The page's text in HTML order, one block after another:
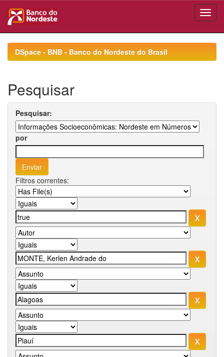
navigationDSpace - BNB - Banco do Nordeste do Brasil
Pesquisar
Pesquisar:
por
Filtros correntes: